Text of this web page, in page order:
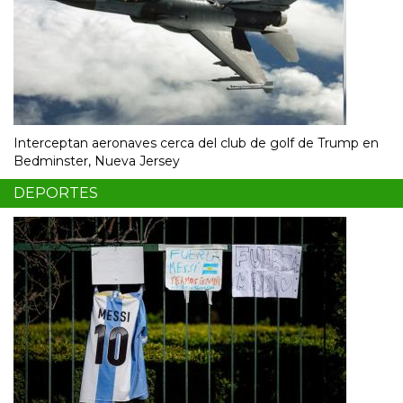
Interceptan aeronaves cerca del club de golf de Trump en
Bedminster, Nueva Jersey
DEPORTES